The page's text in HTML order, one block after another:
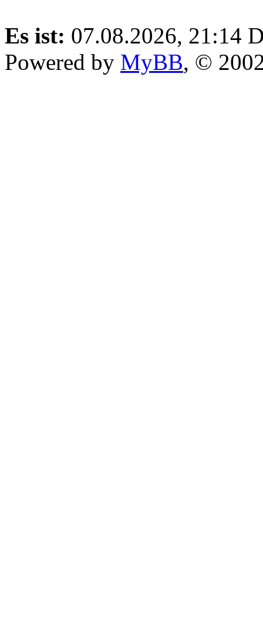
Board befindet sich
im Aufbau!
Es ist: 07.08.2026, 21:14
Powered by MyBB, ©